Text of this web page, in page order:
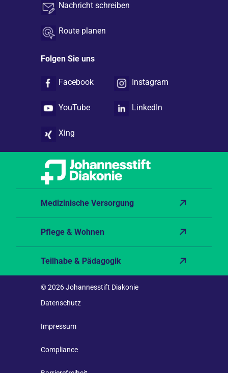
Nachricht schreiben
Route planen
Folgen Sie uns
Facebook Instagram
YouTube LinkedIn
Xing
Medizinische Versorgung
Pflege & Wohnen
Teilhabe & Pädagogik
© 2026 Johannesstift Diakonie
Datenschutz
Impressum
Compliance